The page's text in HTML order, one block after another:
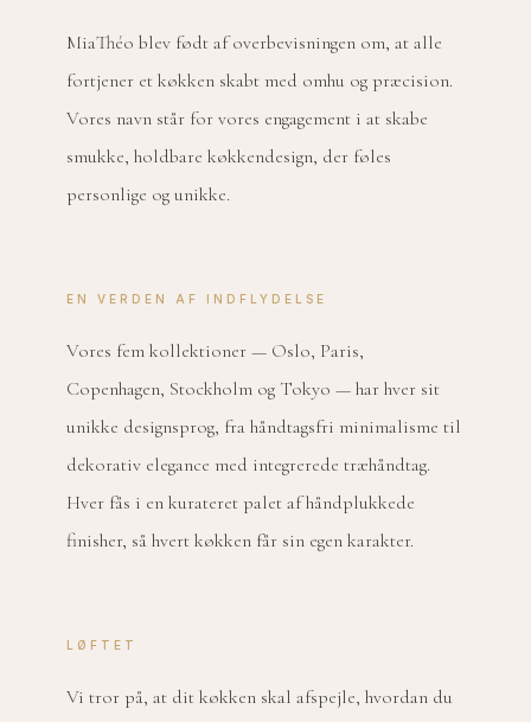
MiaThéo blev født af overbevisningen om, at alle
fortjener et køkken skabt med omhu og præcision.
Vores navn står for vores engagement i at skabe
smukke, holdbare køkkendesign, der føles
personlige og unikke.
EN VERDEN AF INDFLYDELSE
Vores fem kollektioner — Oslo, Paris,
Copenhagen, Stockholm og Tokyo — har hver sit
unikke designsprog, fra håndtagsfri minimalisme til
dekorativ elegance med integrerede træhåndtag.
Hver fås i en kurateret palet af håndplukkede
finisher, så hvert køkken får sin egen karakter.
LØFTET
Vi tror på, at dit køkken skal afspejle, hvordan du